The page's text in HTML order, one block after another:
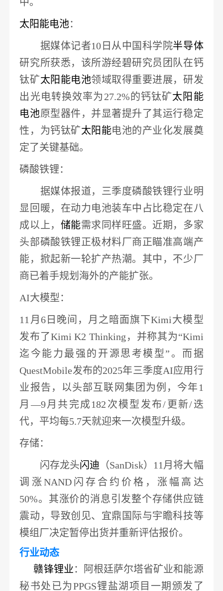
太阳能电池：
据媒体记者10日从中国科学院半导体
研究所获悉，该所游经碧研究员团队在钙
钛矿太阳能电池领域取得重要进展，研发
出光电转换效率为 27.2%的钙钛矿太阳能
电池原型器件，并显著提升了其运行稳定
性， 为钙钛矿太阳能电池的产业化发展奠
定了关键基础。
磷酸铁锂：
据媒体报道，三季度磷酸铁锂行业明
显回暖，在动力电池装车中占比稳定在八
成以上， 储能需求同样旺盛。近期，多家
头部磷酸铁锂正极材料厂商正瞄准高端产
能，掀起新一轮扩产热潮。其中， 不少厂
商已着手规划海外的产能扩张。
AI大模型 ：
11月6日晚间， 月之暗面旗下Kimi大模型
发布了Kimi K2 Thinking ，并称其为“Kimi
迄今能力最强的开源思考模型”。而据
QuestMobile发布的2025年三季度AI应用行
业报告，以头部互联网集团为例，今年1
月—9月共完成182次模型发布/更新/迭
代，平均每5.7天就迎来一次模型升级。
存储：
闪存龙头闪迪 （SanDisk） 11月将大幅
调涨NAND闪存合约价格 ，涨幅高达
50%。其涨价的消息引发整个存储供应链
震动，导致创见、宜鼎国际与宇瞻科技等
模组厂决定暂停出货并重新评估报价。
行业动态
赣锋锂业：阿根廷萨尔塔省矿业和能源
秘书处已为PPGS锂盐湖项目一期颁发了